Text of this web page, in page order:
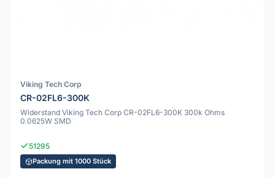
Viking Tech Corp
CR-02FL6-300K
Widerstand Viking Tech Corp CR-02FL6-300K 300k Ohms
0.0625W SMD
51295
Packung mit 1000 Stück